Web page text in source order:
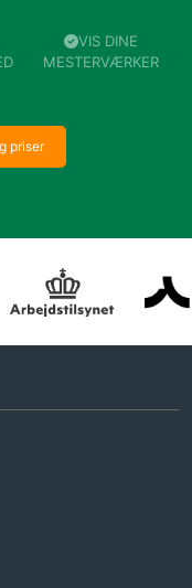
VIS DINE
MESTERVÆRKER
priser